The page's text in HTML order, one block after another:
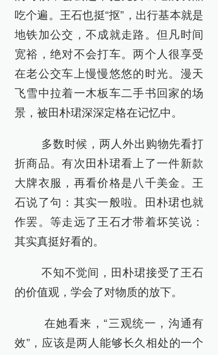
吃个遍。王石也挺“抠”，出行基本就是
地铁加公交，不成就走路。但凡时间
宽裕，绝对不会打车。两个人很享受
在老公交车上慢慢悠悠的时光。漫天
飞雪中拉着一木板车二手书回家的场
景，被田朴珺深深定格在记忆中。
多数时候，两人外出购物先看打
折商品。有次田朴珺看上了一件新款
大牌衣服，再看价格是八千美金。王
石说了句：其实一般啦。田朴珺也就
作罢。等走远了王石才带着坏笑说：
其实真挺好看的。
不知不觉间，田朴珺接受了王石
的价值观，学会了对物质的放下。
在她看来，“三观统一，沟通有
效”，应该是两人能够长久相处的一个